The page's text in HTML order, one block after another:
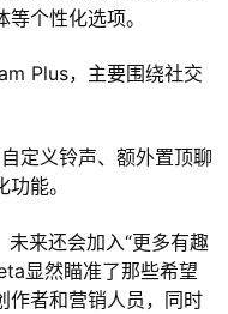
个性化选项。
Plus，主要围绕社交
定义铃声、额外置顶聊
能。
来还会加入“更多有趣
显然瞄准了那些希望
作者和营销人员，同时